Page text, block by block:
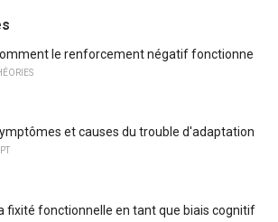
le renforcement négatif fonctionne
et causes du trouble d'adaptation
fixité fonctionnelle en tant que biais cognitif